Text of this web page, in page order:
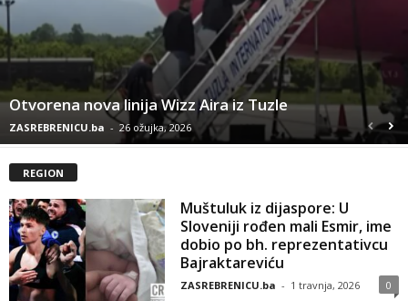
Otvorena nova linija Wizz Aira iz Tuzle
ZASREBRENICU.ba - 26 ožujka, 2026
REGION
Muštuluk iz dijaspore: U
Sloveniji rođen mali Esmir, ime
dobio po bh. reprezentativcu
Bajraktareviću
ZASREBRENICU.ba - 1 travnja, 2026 0